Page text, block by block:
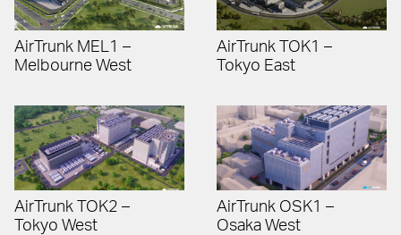
AirTrunk MEL1 –
Melbourne West
AirTrunk TOK1 –
Tokyo East
AirTrunk TOK2 –
Tokyo West
AirTrunk OSK1 –
Osaka West